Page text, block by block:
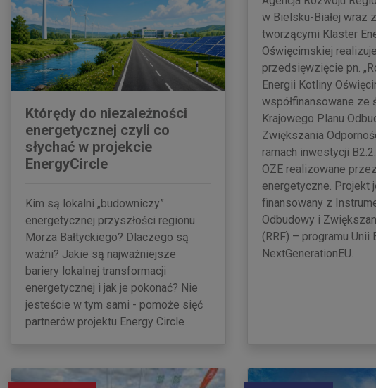
Którędy do niezależności
energetycznej czyli co
słychać w projekcie
EnergyCircle
Kim są lokalni „budowniczy”
energetycznej przyszłości regionu
Morza Bałtyckiego? Dlaczego są
ważni? Jakie są najważniejsze
bariery lokalnej transformacji
energetycznej i jak je pokonać? Nie
jesteście w tym sami - pomoże sięć
partnerów projektu Energy Circle
w Bielsku-Białej wraz
tworzącymi Klaster
Oświęcimskiej realizuje
przedsięwzięcie pn.
Energii Kotliny
współfinansowane ze
Krajowego Planu
Zwiększania
ramach inwestycji
OZE realizowane
energetyczne. Projekt
finansowany z
Odbudowy i
(RRF) – programu Unii
NextGenerationEU.